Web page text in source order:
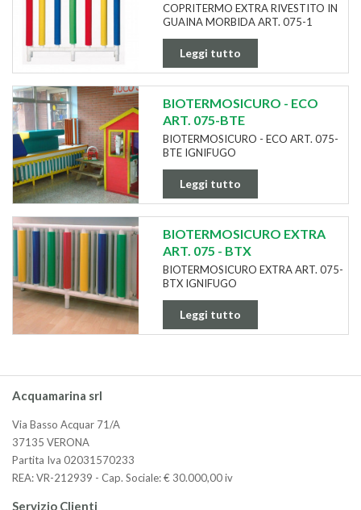
COPRITERMO EXTRA RIVESTITO IN
GUAINA MORBIDA ART. 075-1
Leggi tutto
BIOTERMOSICURO - ECO
ART. 075-BTE
BIOTERMOSICURO - ECO ART. 075-
BTE IGNIFUGO
Leggi tutto
BIOTERMOSICURO EXTRA
ART. 075 - BTX
BIOTERMOSICURO EXTRA ART. 075-
BTX IGNIFUGO
Leggi tutto
Acquamarina srl
Via Basso Acquar 71/A
37135 VERONA
Partita Iva 02031570233
REA: VR-212939 - Cap. Sociale: € 30.000,00 iv
Servizio Clienti